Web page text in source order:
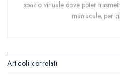
spazio virtuale dove poter
maniacale, per
Articoli correlati